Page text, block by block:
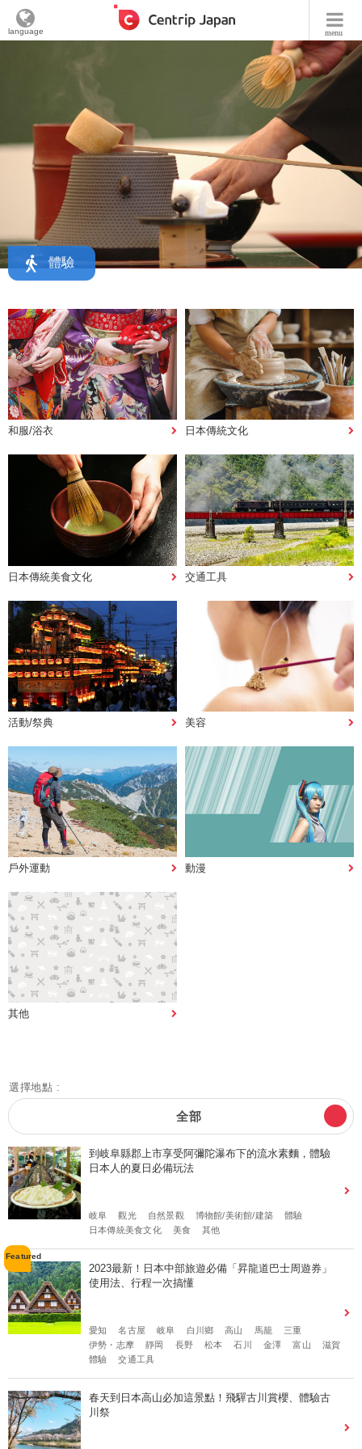
menu
language
體驗
和服/浴衣 日本傳統文化
日本傳統美食文化 交通工具
活動/祭典 美容
戶外運動 動漫
其他
選擇地點 :
全部
到岐阜縣郡上市享受阿彌陀瀑布下的流水素麵，體驗
日本人的夏日必備玩法
岐阜 觀光 自然景觀 博物館/美術館/建築
體驗
日本傳統美食文化
美食 其他
2023最新！日本中部旅遊必備「昇龍道巴士周遊券」
使用法、行程一次搞懂
愛知 名古屋 岐阜 白川鄉 高山 馬籠
三重
伊勢・志摩
靜岡 長野 松本 石川 金澤 富山
滋賀
體驗
交通工具
春天到日本高山必加這景點！飛驒古川賞櫻、體驗古
川祭